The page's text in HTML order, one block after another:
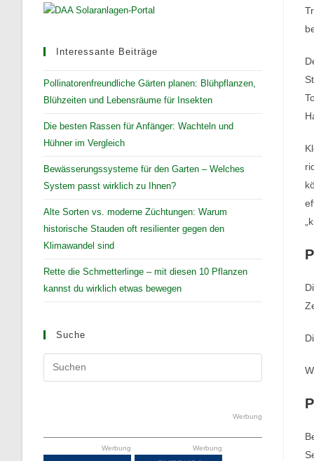
Interessante Beiträge
Pollinatorenfreundliche Gärten planen: Blühpflanzen,
Blühzeiten und Lebensräume für Insekten
Die besten Rassen für Anfänger: Wachteln und
Hühner im Vergleich
Bewässerungssysteme für den Garten – Welches
System passt wirklich zu Ihnen?
Alte Sorten vs. moderne Züchtungen: Warum
historische Stauden oft resilienter gegen den
Klimawandel sind
Rette die Schmetterlinge – mit diesen 10 Pflanzen
kannst du wirklich etwas bewegen
Suche
Escape
close
the
Werbung
Werbung Werbung